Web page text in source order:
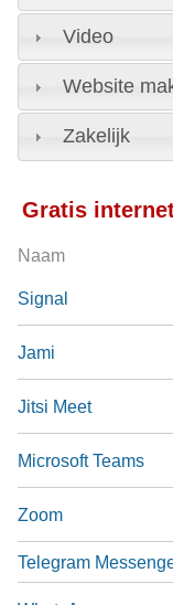
Video
Website
Zakelijk
Gratis
Naam
Signal
Jami
Jitsi Meet
Microsoft Teams
Zoom
Telegram